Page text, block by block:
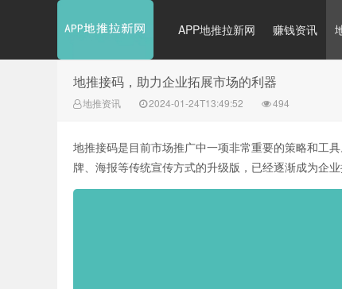
APP地推拉新网 赚钱资讯
地推接码，助力企业拓展市场的利器
地推资讯 2024-01-24T13:49:52 494
地推接码是目前市场推广中一项非常重要的策略和工
牌、海报等传统宣传方式的升级版，已经逐渐成为企